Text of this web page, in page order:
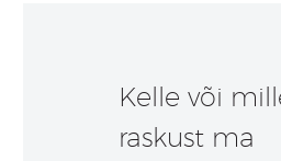
Kelle või
raskust ma